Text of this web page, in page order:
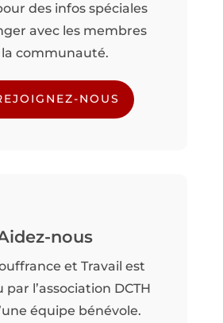
des infos spéciales
avec les membres
communauté.
NOUS
nous
et Travail est
l’association DCTH
équipe bénévole.